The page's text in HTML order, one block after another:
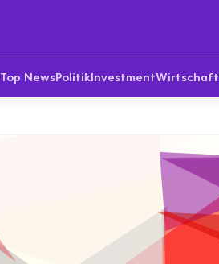
Top NewsPolitikInvestmentWirtschaft